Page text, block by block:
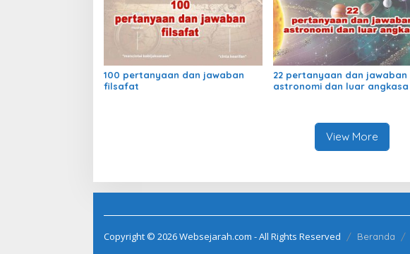
100 pertanyaan dan jawaban
filsafat
22 pertanyaan dan jawaban
astronomi dan luar angkasa
View More
Copyright © 2026 Websejarah.com - All Rights Reserved Beranda